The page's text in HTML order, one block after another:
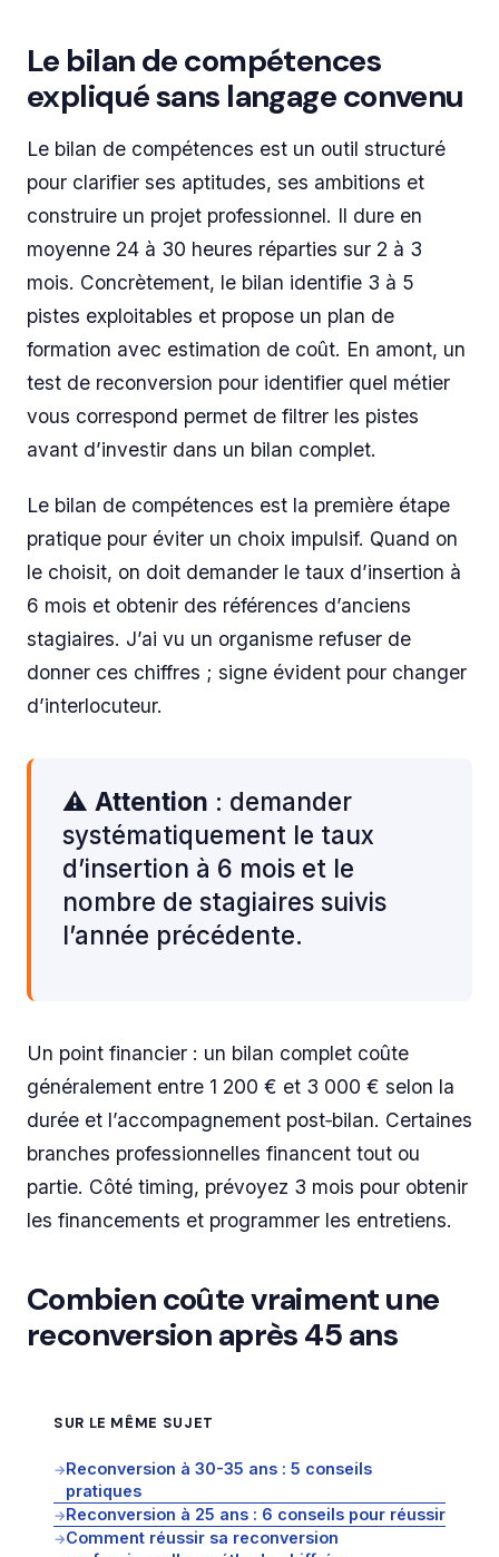
Le bilan de compétences
expliqué sans langage convenu
Le bilan de compétences est un outil structuré
pour clarifier ses aptitudes, ses ambitions et
construire un projet professionnel. Il dure en
moyenne 24 à 30 heures réparties sur 2 à 3
mois. Concrètement, le bilan identifie 3 à 5
pistes exploitables et propose un plan de
formation avec estimation de coût. En amont, un
test de reconversion pour identifier quel métier
vous correspond permet de filtrer les pistes
avant d’investir dans un bilan complet.
Le bilan de compétences est la première étape
pratique pour éviter un choix impulsif. Quand on
le choisit, on doit demander le taux d’insertion à
6 mois et obtenir des références d’anciens
stagiaires. J’ai vu un organisme refuser de
donner ces chiffres ; signe évident pour changer
d’interlocuteur.
⚠️ Attention : demander
systématiquement le taux
d’insertion à 6 mois et le
nombre de stagiaires suivis
l’année précédente.
Un point financier : un bilan complet coûte
généralement entre 1 200 € et 3 000 € selon la
durée et l’accompagnement post‑bilan. Certaines
branches professionnelles financent tout ou
partie. Côté timing, prévoyez 3 mois pour obtenir
les financements et programmer les entretiens.
Combien coûte vraiment une
reconversion après 45 ans
SUR LE MÊME SUJET
→Reconversion à 30-35 ans : 5 conseils
pratiques
→Reconversion à 25 ans : 6 conseils pour réussir
→Comment réussir sa reconversion